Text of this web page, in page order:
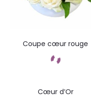
Coupe cœur rouge
Cœur d’Or